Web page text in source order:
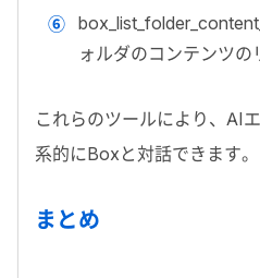
ォルダのコンテンツの
これらのツールにより、 AI
系的にBox と対話できます。
まとめ